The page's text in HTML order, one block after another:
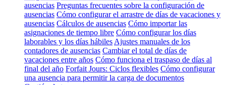
ausencias Preguntas frecuentes sobre la configuración de
ausencias Cómo configurar el arrastre de días de vacaciones y
ausencias Cálculos de ausencias Cómo importar las
asignaciones de tiempo libre Cómo configurar los días
laborables y los días hábiles Ajustes manuales de los
contadores de ausencias Cambiar el total de días de
vacaciones entre años Cómo funciona el traspaso de días al
final del año Forfait Jours: Ciclos flexibles Cómo configurar
una ausencia para permitir la carga de documentos